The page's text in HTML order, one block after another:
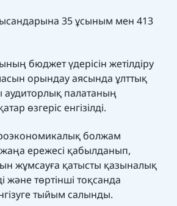
35 ұсыным мен 413
бюджет үдерісін жетілдіру
орындау аясында ұлттық
палатаның
өзгеріс енгізілді.
болжам
ережесі қабылданып,
жұмсауға қатысты қазыналық
және төртінші тоқсанда
тыйым салынды.